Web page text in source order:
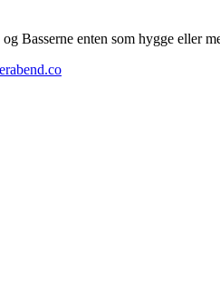
Basserne enten som hygge eller